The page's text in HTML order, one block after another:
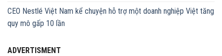
CEO Nestlé Việt Nam kể chuyện hỗ trợ một doanh nghiệp Việt tăng
quy mô gấp 10 lần
ADVERTISMENT